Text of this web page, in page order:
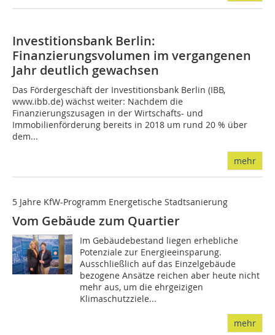
Investitionsbank Berlin:
Finanzierungsvolumen im vergangenen
Jahr deutlich gewachsen
Das Fördergeschäft der Investitionsbank Berlin (IBB,
www.ibb.de) wächst weiter: Nachdem die
Finanzierungszusagen in der Wirtschafts- und
Immobilienförderung bereits in 2018 um rund 20 % über
dem...
mehr
5 Jahre KfW-Programm Energetische Stadtsanierung
Vom Gebäude zum Quartier
Im Gebäudebestand liegen erhebliche
Potenziale zur Energieeinsparung.
Ausschließlich auf das Einzelgebäude
bezogene Ansätze reichen aber heute nicht
mehr aus, um die ehrgeizigen
Klimaschutzziele...
mehr